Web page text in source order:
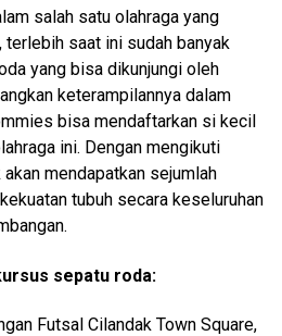
salah satu olahraga yang
terlebih saat ini sudah banyak
yang bisa dikunjungi oleh
keterampilannya dalam
bisa mendaftarkan si kecil
ini. Dengan mengikuti
mendapatkan sejumlah
tubuh secara keseluruhan
sepatu roda:
Futsal Cilandak Town Square,